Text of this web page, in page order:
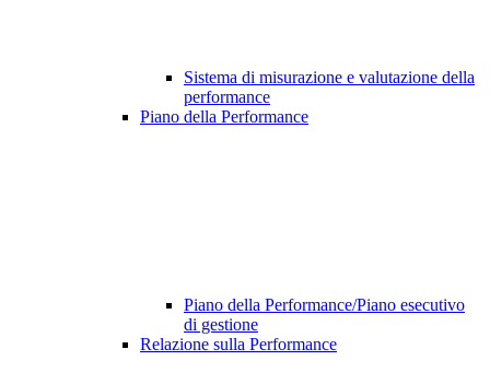
Sistema di misurazione e valutazione della
performance
Piano della Performance
Piano della Performance/Piano esecutivo
di gestione
Relazione sulla Performance